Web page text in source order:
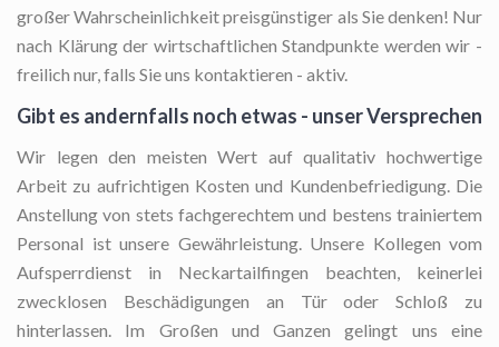
großer Wahrscheinlichkeit preisgünstiger als Sie denken! Nur
nach Klärung der wirtschaftlichen Standpunkte werden wir -
freilich nur, falls Sie uns kontaktieren - aktiv.
Gibt es andernfalls noch etwas - unser Versprechen
Wir legen den meisten Wert auf qualitativ hochwertige
Arbeit zu aufrichtigen Kosten und Kundenbefriedigung. Die
Anstellung von stets fachgerechtem und bestens trainiertem
Personal ist unsere Gewährleistung. Unsere Kollegen vom
Aufsperrdienst in Neckartailfingen beachten, keinerlei
zwecklosen Beschädigungen an Tür oder Schloß zu
hinterlassen. Im Großen und Ganzen gelingt uns eine